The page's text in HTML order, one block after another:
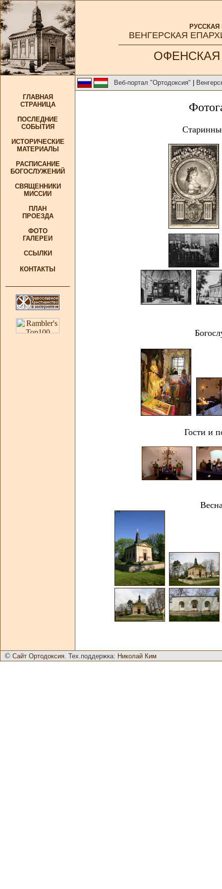
ВЕНГЕРСКАЯ
ГЛАВНАЯ
СТРАНИЦА
ПОСЛЕДНИЕ
СОБЫТИЯ
ИСТОРИЧЕСКИЕ
МАТЕРИАЛЫ
РАСПИСАНИЕ
БОГОСЛУЖЕНИЙ
СВЯЩЕННИКИ
МИССИИ
ПЛАН
ПРОЕЗДА
ФОТО
ГАЛЕРЕИ
ССЫЛКИ
КОНТАКТЫ
Веб-портал "Ортодоксия"
Гости и
© Сайт Ортодоксия. Тех.поддержка: Николай Ким